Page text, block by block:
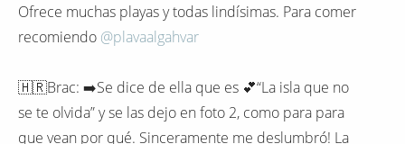
Ofrece muchas playas y todas lindísimas. Para comer
recomiendo @plavaalgahvar
🇭🇷Brac: ➡️Se dice de ella que es 💕“La isla que no
se te olvida” y se las dejo en foto 2, como para para
que vean por qué. Sinceramente me deslumbró! La